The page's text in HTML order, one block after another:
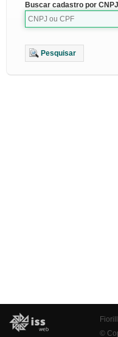
Buscar cadastro por
Pesquisar
©